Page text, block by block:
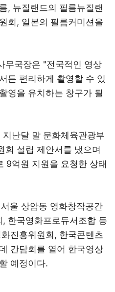
, 뉴질랜드의 필름뉴질랜
회, 일본의 필름커미션을
무국장은 "전국적인 영상
든 편리하게 촬영할 수 있
영을 유치하는 창구가 될
난달 말 문화체육관광부
회 설립 제안서를 냈으며
9억원 지원을 요청한 상태
울 상암동 영화창작공간
한국영화프로듀서조합 등
진흥위원회, 한국콘텐츠
간담회를 열어 한국영상
예정이다.